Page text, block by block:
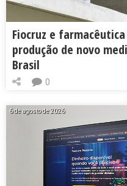
Fiocruz e
produção de novo
Brasil
0
6 de agosto de 2026